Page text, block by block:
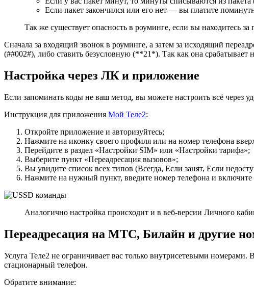
Если пакет закончился или его нет — вы платите
Так же существует опасность в роуминге, если вы находитесь
Сначала за входящий звонок в роуминге, а затем за исходящий
(##002#), либо ставить безусловную (**21*). Так как она срабатывает
Настройка через ЛК и приложение
Если запоминать коды не ваш метод, вы можете настроить всё через
Инструкция для приложения Мой Теле2:
Откройте приложение и авторизуйтесь;
Нажмите на иконку своего профиля или на номер телефона
Перейдите в раздел «Настройки SIM» или «Настройки тарифа»;
Выберите пункт «Переадресация вызовов»;
Вы увидите список всех типов (Всегда, Если занят, Если
Нажмите на нужный пункт, введите номер телефона и включите
Аналогично настройка происходит и в веб-версии Личного
Переадресация на МТС, Билайн и другие
Услуга Теле2 не ограничивает вас только внутрисетевыми
стационарный телефон.
Обратите внимание: